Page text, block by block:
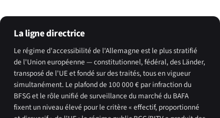
La ligne directrice
Le régime d'accessibilité de l'Allemagne est le plus stratifié
de l'Union européenne — constitutionnel, fédéral, des Länder,
transposé de l'UE et fondé sur des traités, tous en vigueur
simultanément. Le plafond de 100 000 € par infraction du
BFSG et le rôle unifié de surveillance du marché du BAFA
fixent un niveau élevé pour le critère « effectif, proportionné